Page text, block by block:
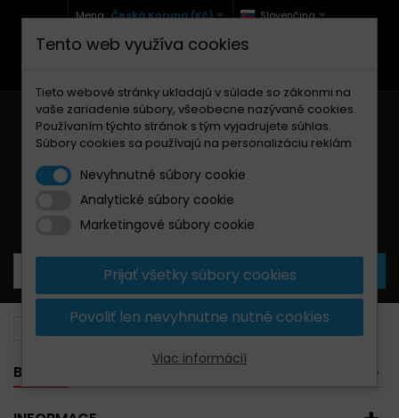
Mena :Česká Koruna (Kč) Slovenčina
+420 771 127 977 (Po-Pá, 9-12 a 13-17)
Košík0Produkty
BANNER
Tento web využíva cookies
Tieto webové stránky ukladajú v súlade so zákonmi na
vaše zariadenie súbory, všeobecne nazývané cookies.
Používaním týchto stránok s tým vyjadrujete súhlas.
Súbory cookies sa používajú na personalizáciu reklám
Nevyhnutné súbory cookie
Analytické súbory cookie
Marketingové súbory cookie
Prijať všetky súbory cookies
Povoliť len nevyhnutne nutné cookies
Viac informácií